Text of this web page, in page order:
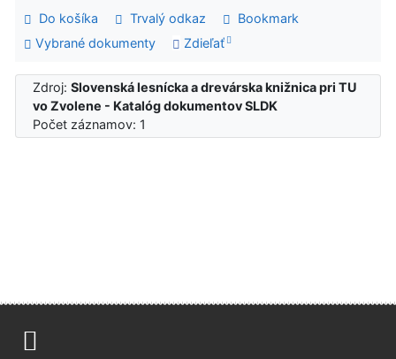
Do košíka Trvalý odkaz
Bookmark
Vybrané dokumenty
Zdieľať
Zdroj:Slovenská lesnícka a drevárska knižnica pri TU
vo Zvolene - Katalóg dokumentov SLDK
Počet záznamov: 1